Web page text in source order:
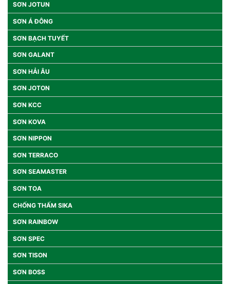
SƠN JOTUN
SƠN Á ĐÔNG
SƠN BẠCH TUYẾT
SƠN GALANT
SƠN HẢI ÂU
SƠN JOTON
SƠN KCC
SƠN KOVA
SƠN NIPPON
SƠN TERRACO
SƠN SEAMASTER
SƠN TOA
CHỐNG THẤM SIKA
SƠN RAINBOW
SƠN SPEC
SƠN TISON
SƠN BOSS